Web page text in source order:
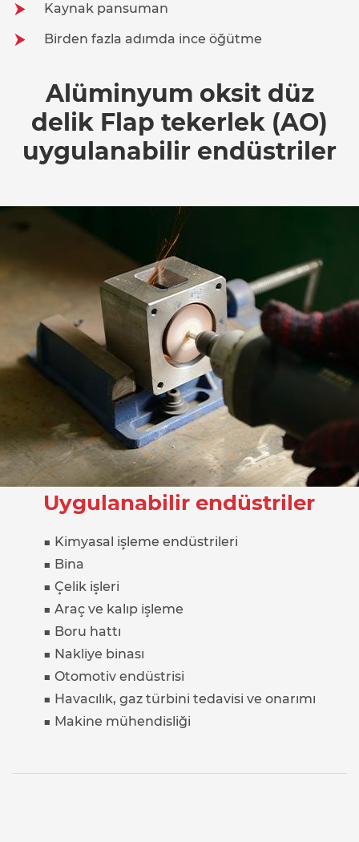
Kaynak pansuman
Birden fazla adımda ince öğütme
Alüminyum oksit düz
delik Flap tekerlek (AO)
uygulanabilir endüstriler
Uygulanabilir endüstriler
■ Kimyasal işleme endüstrileri
■ Bina
■ Çelik işleri
■ Araç ve kalıp işleme
■ Boru hattı
■ Nakliye binası
■ Otomotiv endüstrisi
■ Havacılık, gaz türbini tedavisi ve onarımı
■ Makine mühendisliği